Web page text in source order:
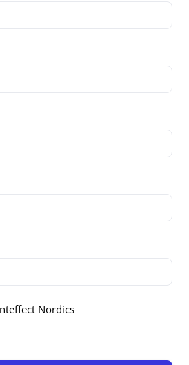
Nordics